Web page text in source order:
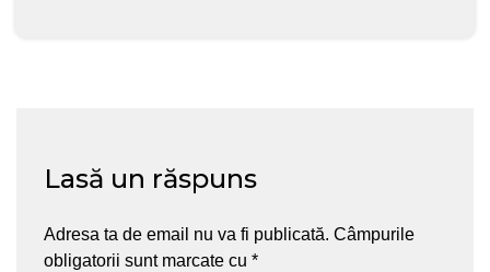
Lasă un răspuns
Adresa ta de email nu va fi publicată. Câmpurile
obligatorii sunt marcate cu *